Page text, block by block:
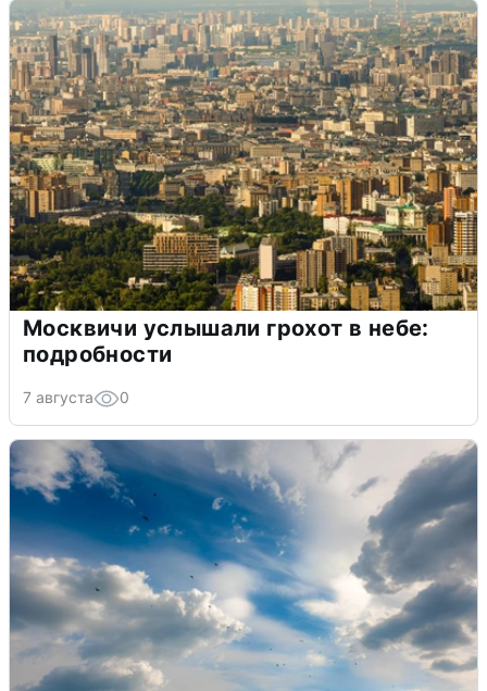
Москвичи услышали грохот в небе:
подробности
7 августа 0